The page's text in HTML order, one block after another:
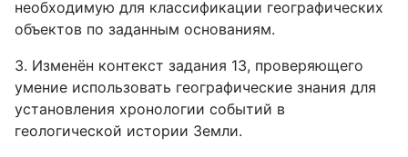
необходимую для классификации географических
объектов по заданным основаниям.
3. Изменён контекст задания 13, проверяющего
умение использовать географические знания для
установления хронологии событий в
геологической истории Земли.